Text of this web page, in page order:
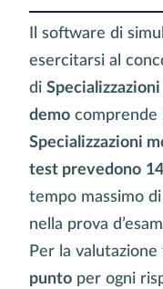
Il software di
esercitarsi al
di
demo comprende
Specializzazioni
test prevedono
tempo massimo di
nella prova
Per la
punto per ogni